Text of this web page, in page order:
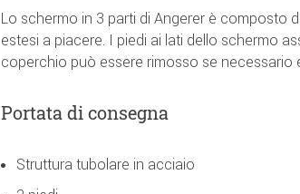
Lo schermo in 3 parti di Angerer è composto
estesi a piacere. I piedi ai lati dello schermo
coperchio può essere rimosso se necessario
Portata di consegna
Struttura tubolare in acciaio